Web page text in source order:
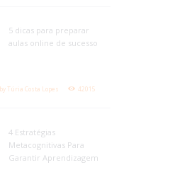
5 dicas para preparar
aulas online de sucesso
byTúria Costa Lopes 42015
4 Estratégias
Metacognitivas Para
Garantir Aprendizagem